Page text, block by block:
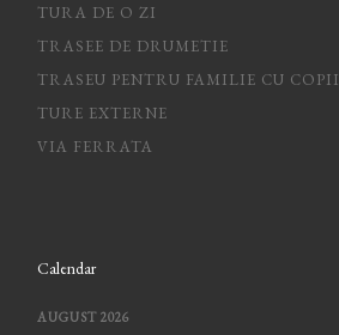
TURA DE O ZI
TRASEE DE DRUMETIE
TRASEU PENTRU FAMILIE CU COPII
TURE EXTERNE
VIA FERRATA
Calendar
AUGUST 2026